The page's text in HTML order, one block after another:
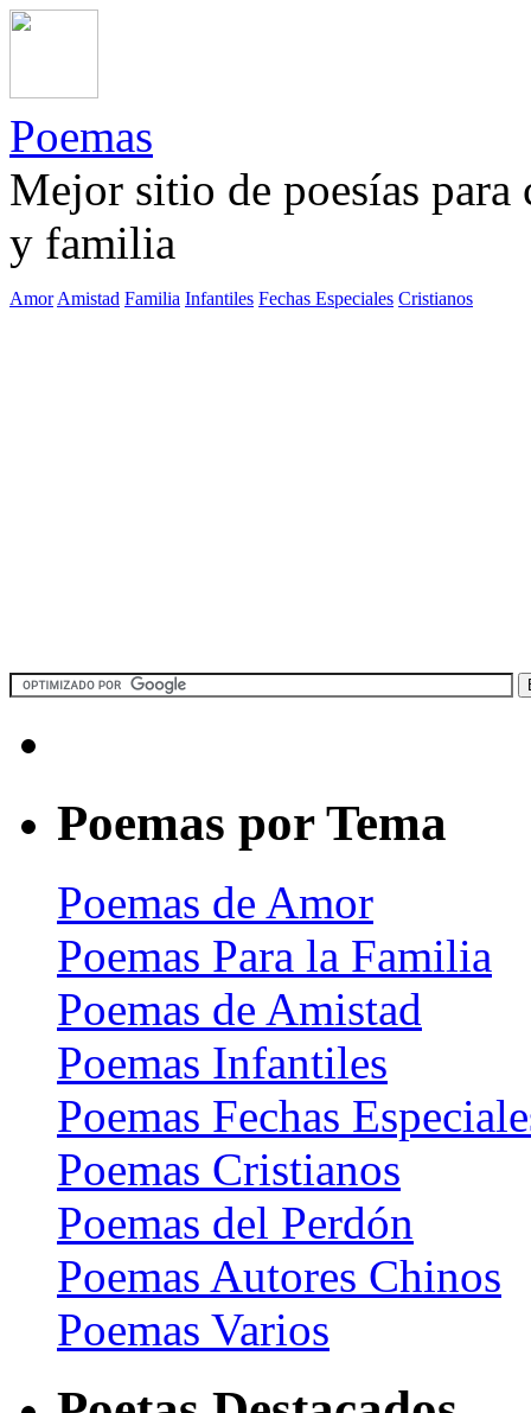
Poemas
Mejor sitio de poesías
y familia
Amor Amistad Familia Infantiles Fechas Especiales Cristianos
Poemas por Tema
Poemas de Amor
Poemas Para la Familia
Poemas de Amistad
Poemas Infantiles
Poemas Fechas
Poemas Cristianos
Poemas del Perdón
Poemas Autores Chinos
Poemas Varios